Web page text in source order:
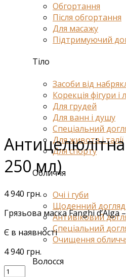
Обгортання
Після обгортання
Для масажу
Підтримуючий
Тіло
Засоби від
Корекція фігури і
Для грудей
Для ванн і душу
Спеціальний
Для живота і талії
Для спорту
Обличчя
Очі і губи
Щоденний
Антивіковий
Спеціальний
Очищення
Волосся
250 мл)
4 940 грн.
Грязьова маска Fanghi d’Alga
Є в наявності
4 940 грн.